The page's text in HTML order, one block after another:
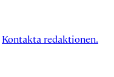
Kontakta redaktionen.